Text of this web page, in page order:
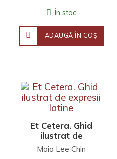
În stoc
ADAUGĂ ÎN COŞ
Et Cetera. Ghid
ilustrat de
expresii latine
Maia Lee Chin